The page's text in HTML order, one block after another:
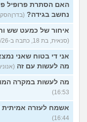
האם הסתרת פרופיל
נחשב בגידה? (בדרןהסקרן, בן 33, כתב ב-
איחור של כמעט שש
(סנאית, בת 18, כתבה ב-03/08/26 17:13)
אני די בטוח שאני
מה לעשות עם זה (אנונימי, בן 18,
מה לעשות במקרה
16:53)
אשמח לעזרה אמיתית
16:44)